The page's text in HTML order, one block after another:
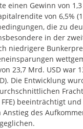
einen Gewinn von 1,3
von 6,5%
die zu
in der
niedrigere
23,7 Mrd. USD war
Die Entwicklung
FFE) beeinträchtigt
des